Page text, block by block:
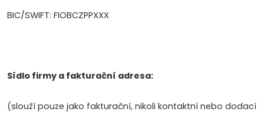
BIC/SWIFT: FIOBCZPPXXX
Sídlo firmy a fakturační adresa:
(slouží pouze jako fakturační, nikoli kontaktní nebo dodací